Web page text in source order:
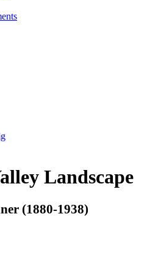
Landscape
(1880-1938)